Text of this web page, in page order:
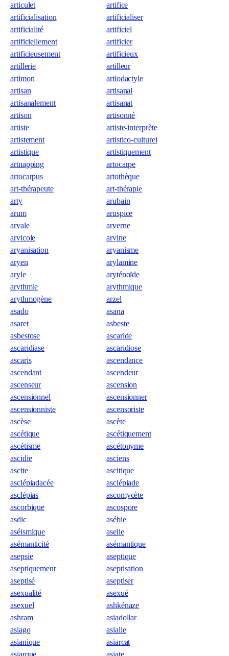
articulet
artifice
artificialisation
artificialiser
artificialité
artificiel
artificiellement
artificier
artificieusement
artificieux
artillerie
artilleur
artimon
artiodactyle
artisan
artisanal
artisanalement
artisanat
artison
artisonné
artiste
artiste-interprète
artistement
artistico-culturel
artistique
artistiquement
artnapping
artocarpe
artocarpus
artothèque
art-thérapeute
art-thérapie
arty
arubain
arum
aruspice
arvale
arverne
arvicole
arvine
aryanisation
aryanisme
aryen
arylamine
aryle
aryténoïde
arythmie
arythmique
arythmogène
arzel
asado
asana
asaret
asbeste
asbestose
ascaride
ascaridiase
ascaridiose
ascaris
ascendance
ascendant
ascendeur
ascenseur
ascension
ascensionnel
ascensionner
ascensionniste
ascensoriste
ascèse
ascète
ascétique
ascétiquement
ascétisme
ascétonyme
ascidie
asciens
ascite
ascitique
asclépiadacée
asclépiade
asclépias
ascomycète
ascorbique
ascospore
asdic
asébie
aséismique
aselle
asémanticité
asémantique
asepsie
aseptique
aseptiquement
aseptisation
aseptisé
aseptiser
asexualité
asexué
asexuel
ashkénaze
ashram
asiadollar
asiago
asialie
asianique
asiarcat
asiarque
asiate